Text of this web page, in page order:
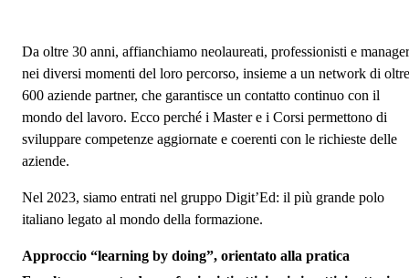
Da oltre 30 anni, affianchiamo neolaureati, professionisti e manager
nei diversi momenti del loro percorso, insieme a un network di oltre
600 aziende partner, che garantisce un contatto continuo con il
mondo del lavoro. Ecco perché i Master e i Corsi permettono di
sviluppare competenze aggiornate e coerenti con le richieste delle
aziende.
Nel 2023, siamo entrati nel gruppo Digit’Ed: il più grande polo
italiano legato al mondo della formazione.
Approccio “learning by doing”, orientato alla pratica